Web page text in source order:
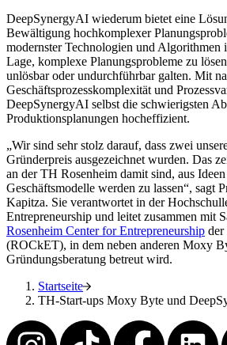
DeepSynergyAI wiederum bietet eine
Bewältigung hochkomplexer
modernster Technologien und Algorithmen
Lage, komplexe Planungsprobleme zu
unlösbar oder undurchführbar galten. Mit
Geschäftsprozesskomplexität und
DeepSynergyAI selbst die schwierigsten
Produktionsplanungen hocheffizient.
„Wir sind sehr stolz darauf, dass zwei
Gründerpreis ausgezeichnet wurden. Das
an der TH Rosenheim damit sind, aus
Geschäftsmodelle werden zu lassen“, sagt
Kapitza. Sie verantwortet in der
Entrepreneurship und leitet zusammen mit
Rosenheim Center for Entrepreneurship der
(ROCkET), in dem neben anderen Moxy
Gründungsberatung betreut wird.
Startseite
TH-Start-ups Moxy Byte und